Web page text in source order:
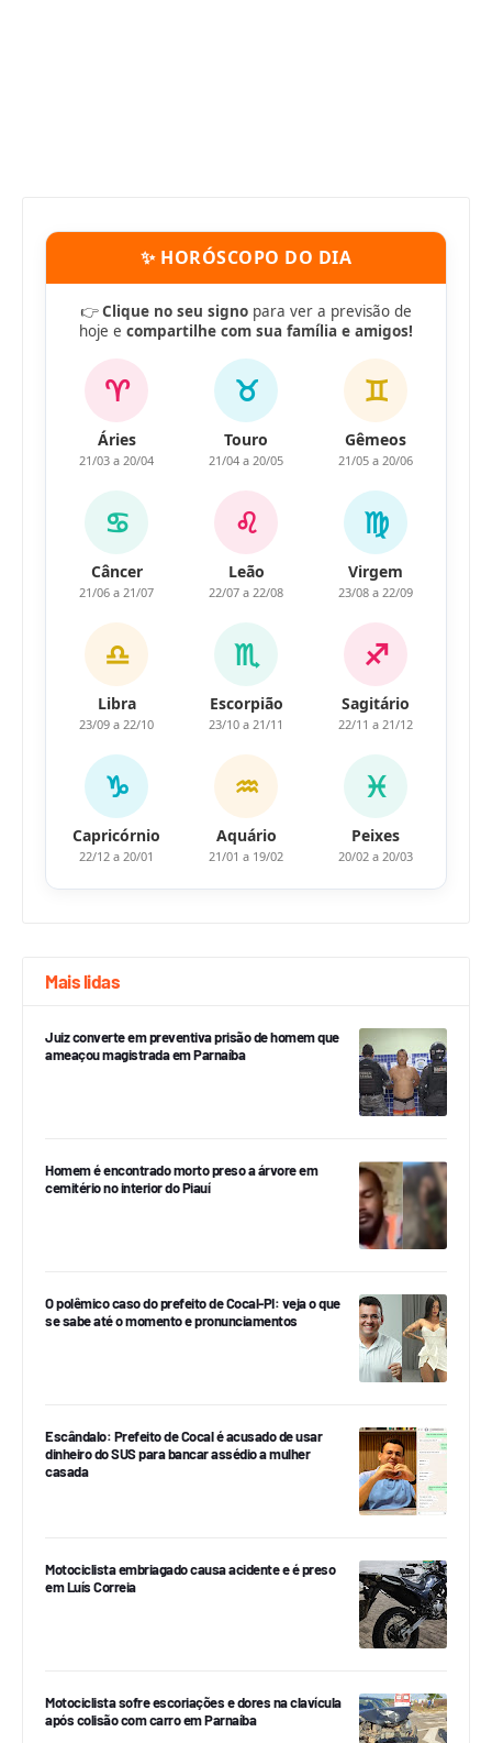
✨ HORÓSCOPO DO DIA
👉Clique no seu signo para ver a previsão de
hoje e compartilhe com sua família e amigos!
♈
Áries
21/03 a 20/04
♉
Touro
21/04 a 20/05
♊
Gêmeos
21/05 a 20/06
♋
Câncer
21/06 a 21/07
♌
Leão
22/07 a 22/08
♍
Virgem
23/08 a 22/09
♎
Libra
23/09 a 22/10
♏
Escorpião
23/10 a 21/11
♐
Sagitário
22/11 a 21/12
♑
Capricórnio
22/12 a 20/01
♒
Aquário
21/01 a 19/02
♓
Peixes
20/02 a 20/03
Mais lidas
Juiz converte em preventiva prisão de homem que
ameaçou magistrada em Parnaíba
Homem é encontrado morto preso a árvore em
cemitério no interior do Piauí
O polêmico caso do prefeito de Cocal-PI: veja o que
se sabe até o momento e pronunciamentos
Escândalo: Prefeito de Cocal é acusado de usar
dinheiro do SUS para bancar assédio a mulher
casada
Motociclista embriagado causa acidente e é preso
em Luís Correia
Motociclista sofre escoriações e dores na clavícula
após colisão com carro em Parnaíba